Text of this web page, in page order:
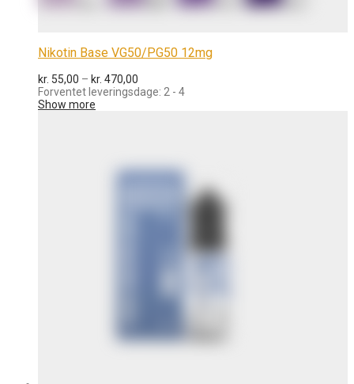
Nikotin Base VG50/PG50 12mg
kr. 55,00 – kr. 470,00
kr. 55,00
Forventet leveringsdage: 2 - 4
Show more